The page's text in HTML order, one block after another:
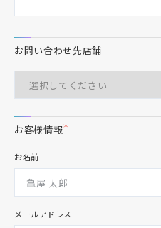
お問い合わせ先店舗
お客様情報＊
お名前
メールアドレス